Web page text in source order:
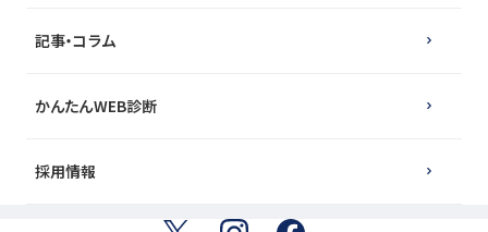
記事・コラム
かんたんWEB診断
採用情報